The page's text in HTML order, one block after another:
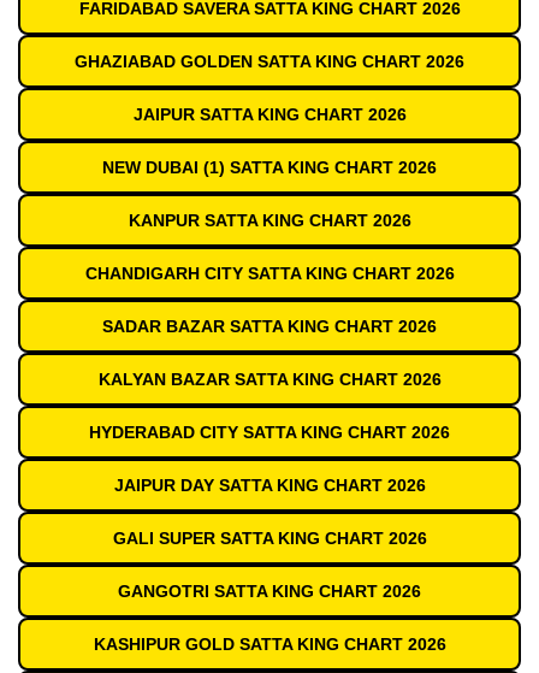
FARIDABAD SAVERA SATTA KING CHART 2026
GHAZIABAD GOLDEN SATTA KING CHART 2026
JAIPUR SATTA KING CHART 2026
NEW DUBAI (1) SATTA KING CHART 2026
KANPUR SATTA KING CHART 2026
CHANDIGARH CITY SATTA KING CHART 2026
SADAR BAZAR SATTA KING CHART 2026
KALYAN BAZAR SATTA KING CHART 2026
HYDERABAD CITY SATTA KING CHART 2026
JAIPUR DAY SATTA KING CHART 2026
GALI SUPER SATTA KING CHART 2026
GANGOTRI SATTA KING CHART 2026
KASHIPUR GOLD SATTA KING CHART 2026